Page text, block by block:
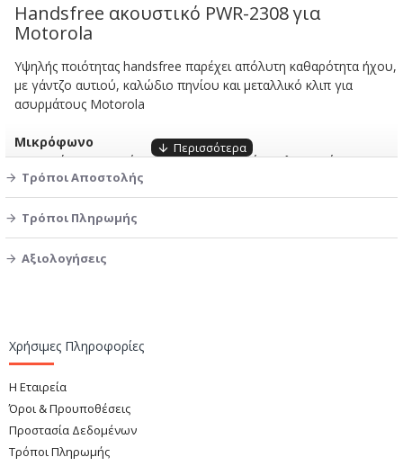
Handsfree ακουστικό PWR-2308 για
Motorola
Yψηλής ποιότητας handsfree παρέχει απόλυτη καθαρότητα ήχου,
με γάντζο αυτιού, καλώδιο πηνίου και μεταλλικό κλιπ για
ασυρμάτους Motorola
Μικρόφωνο
Τύπος Στοιχείου: Μη κατευθυντικός - Ηλεκτρικός
συμπυκνωτής
Ευαισθησία: -38dB (1V/1Pa)
Αντίσταση εξόδου: 2K ohm
Μέγεθος μικροφώνου: 35,3·26·26 mm
Επίπεδο εξόδου: 92 dB/0,05 Watt. 0,01 μέτρο.
Ισχύς εισόδου: 0,1 W
Μέγιστη ισχύς εισόδου: 0,2 W
Αντίσταση εξόδου: 32 ohms
Συμβατό με
Τρόποι Αποστολής
Τρόποι Πληρωμής
Αξιολογήσεις
Χρήσιμες Πληροφορίες
Η Εταιρεία
Όροι & Προυποθέσεις
Προστασία Δεδομένων
Τρόποι Πληρωμής